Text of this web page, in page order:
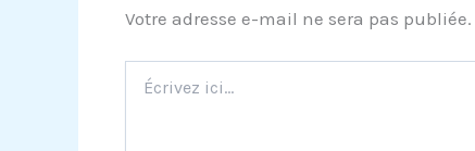
Votre adresse e-mail ne sera pas publiée.
ici…